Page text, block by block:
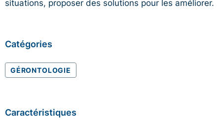
situations, proposer des solutions pour les améliorer.
Catégories
GÉRONTOLOGIE
Caractéristiques